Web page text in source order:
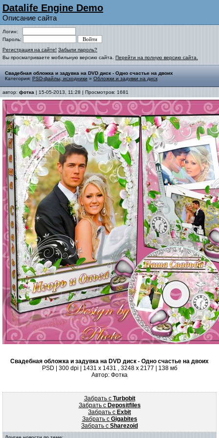
Datalife Engine Demo
Описание сайта
Логин:
Пароль:
Регистрация на сайте! Забыли пароль?
Вы просматриваете мобильную версию сайта. Перейти на полную версию сайта.
Свадебная обложка и задувка на DVD диск - Одно счастье на двоих
Категория: PSD-файлы, исходники » Обложки и задувки на диск
автор: фотка | 15-05-2013, 11:28 | Просмотров: 1681
Свадебная обложка и задувка на DVD диск - Одно счастье на двоих
PSD | 300 dpi | 1431 x 1431 , 3248 x 2177 | 138 мб
Автор: Фотка
Забрать с Turbobit
Забрать с Depositfiles
Забрать с Exbit
Забрать с Gigabites
Забрать с Sharezoid